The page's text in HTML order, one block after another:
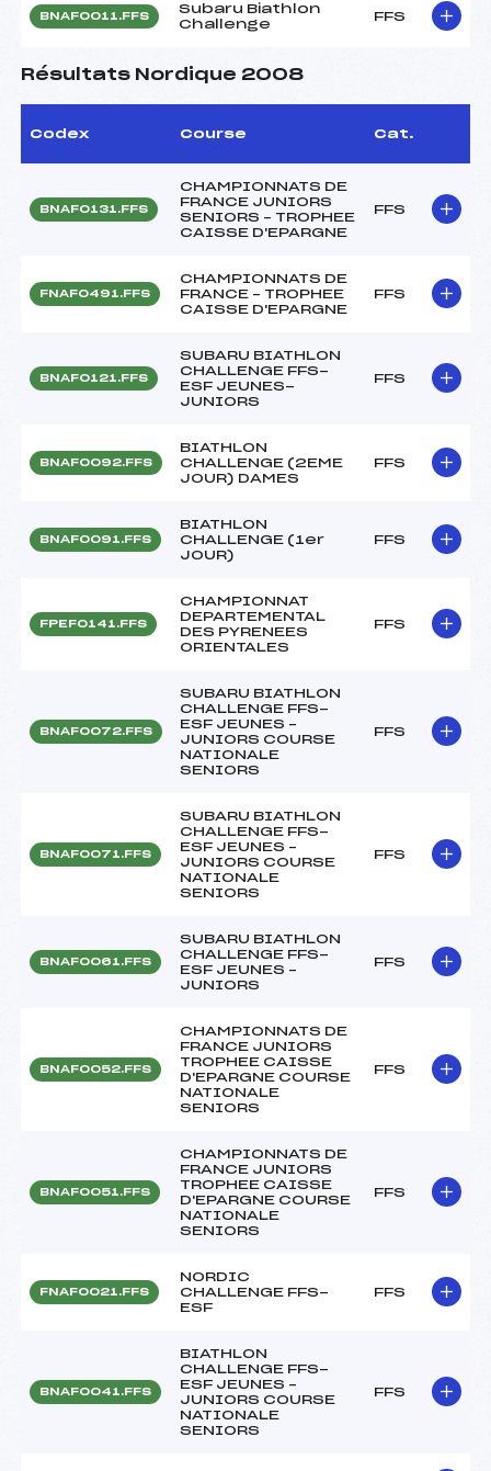
BNAF0011.FFS
Subaru Biathlon
Challenge
FFS
Résultats Nordique 2008
Codex Course Cat.
BNAF0131.FFS
CHAMPIONNATS DE
FRANCE JUNIORS
SENIORS – TROPHEE
CAISSE D'EPARGNE
FFS
FNAF0491.FFS
CHAMPIONNATS DE
FRANCE – TROPHEE
CAISSE D'EPARGNE
FFS
BNAF0121.FFS
SUBARU BIATHLON
CHALLENGE FFS-
ESF JEUNES-
JUNIORS
FFS
BNAF0092.FFS
BIATHLON
CHALLENGE (2EME
JOUR) DAMES
FFS
BNAF0091.FFS
BIATHLON
CHALLENGE (1er
JOUR)
FFS
FPEF0141.FFS
CHAMPIONNAT
DEPARTEMENTAL
DES PYRENEES
ORIENTALES
FFS
BNAF0072.FFS
SUBARU BIATHLON
CHALLENGE FFS-
ESF JEUNES –
JUNIORS COURSE
NATIONALE
SENIORS
FFS
BNAF0071.FFS
SUBARU BIATHLON
CHALLENGE FFS-
ESF JEUNES –
JUNIORS COURSE
NATIONALE
SENIORS
FFS
BNAF0061.FFS
SUBARU BIATHLON
CHALLENGE FFS-
ESF JEUNES –
JUNIORS
FFS
BNAF0052.FFS
CHAMPIONNATS DE
FRANCE JUNIORS
TROPHEE CAISSE
D'EPARGNE COURSE
NATIONALE
SENIORS
FFS
BNAF0051.FFS
CHAMPIONNATS DE
FRANCE JUNIORS
TROPHEE CAISSE
D'EPARGNE COURSE
NATIONALE
SENIORS
FFS
FNAF0021.FFS
NORDIC
CHALLENGE FFS-
ESF
FFS
BNAF0041.FFS
BIATHLON
CHALLENGE FFS-
ESF JEUNES –
JUNIORS COURSE
NATIONALE
SENIORS
FFS